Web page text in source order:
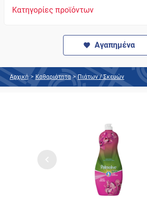
Κατηγορίες προϊόντων
Αγαπημένα
Αρχική > Καθαριότητα > Πιάτων / Σκευών